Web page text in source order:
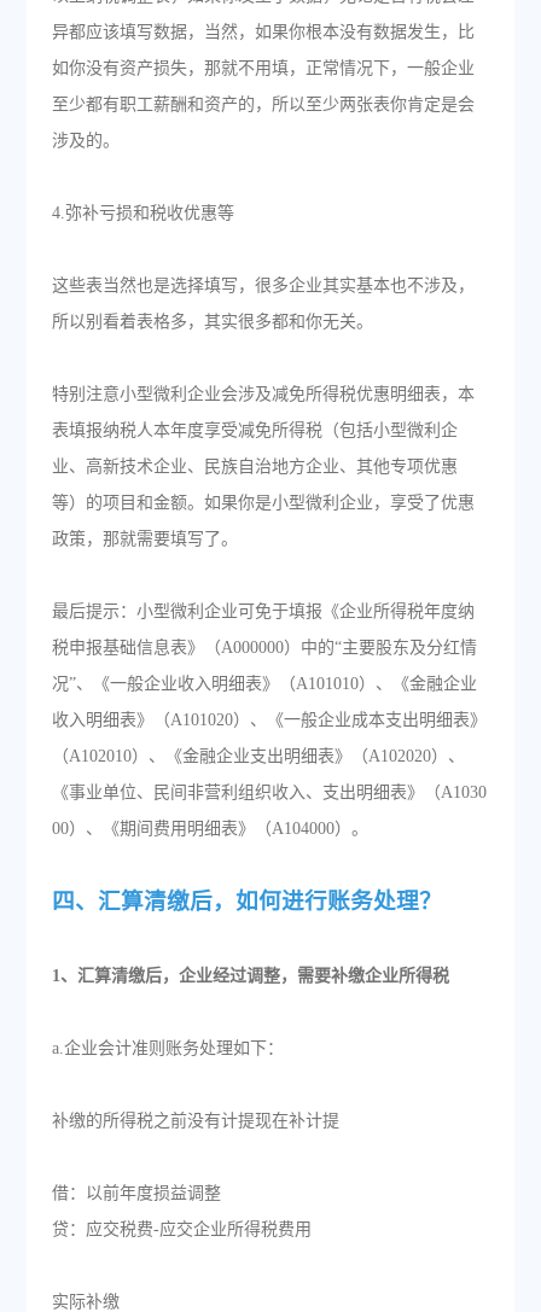
异都应该填写数据，当然，如果你根本没有数据发生，比
如你没有资产损失，那就不用填，正常情况下，一般企业
至少都有职工薪酬和资产的，所以至少两张表你肯定是会
涉及的。
4.弥补亏损和税收优惠等
这些表当然也是选择填写，很多企业其实基本也不涉及，
所以别看着表格多，其实很多都和你无关。
特别注意小型微利企业会涉及减免所得税优惠明细表，本
表填报纳税人本年度享受减免所得税（包括小型微利企
业、高新技术企业、民族自治地方企业、其他专项优惠
等）的项目和金额。如果你是小型微利企业，享受了优惠
政策，那就需要填写了。
最后提示：小型微利企业可免于填报《企业所得税年度纳
税申报基础信息表》（A000000）中的“主要股东及分红情
况”、《一般企业收入明细表》（A101010）、《金融企业
收入明细表》（A101020）、《一般企业成本支出明细表》
（A102010）、《金融企业支出明细表》（A102020）、
《事业单位、民间非营利组织收入、支出明细表》（A1030
00）、《期间费用明细表》（A104000）。
四、汇算清缴后，如何进行账务处理？
1、汇算清缴后，企业经过调整，需要补缴企业所得税
a.企业会计准则账务处理如下：
补缴的所得税之前没有计提现在补计提
借：以前年度损益调整
贷：应交税费-应交企业所得税费用
实际补缴